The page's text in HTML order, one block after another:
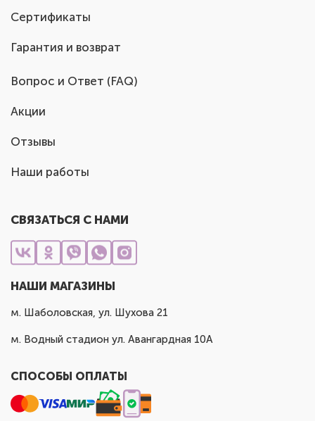
Сертификаты
Гарантия и возврат
Вопрос и Ответ (FAQ)
Акции
Отзывы
Наши работы
СВЯЗАТЬСЯ С НАМИ
НАШИ МАГАЗИНЫ
м. Шаболовская, ул. Шухова 21
м. Водный стадион ул. Авангардная 10А
СПОСОБЫ ОПЛАТЫ